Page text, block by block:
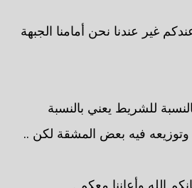
غير عندنا نحن أمامنا الجبهة
للشريط يعني بالنسبة
وتوزيعه فيه بعض المشقة لكن ..